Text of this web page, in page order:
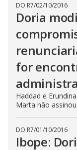
DO R7/02/10/2016
Doria
for
Haddad e
Marta não
DO R7/01/10/2016
Ibope: